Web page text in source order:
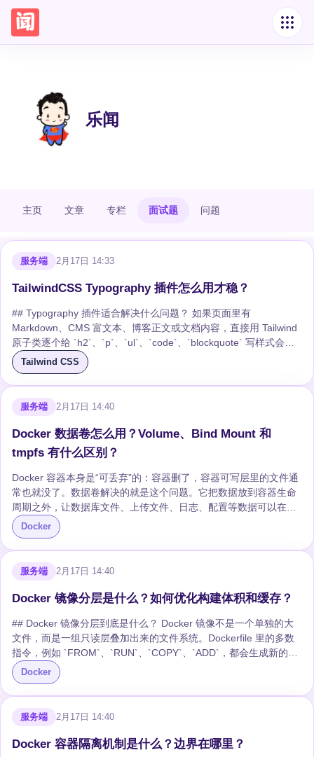
乐闻
主页 文章 专栏 面试题 问题
服务端 2月17日 14:33
TailwindCSS Typography 插件怎么用才稳？
## Typography 插件适合解决什么问题？ 如果页面里有
Markdown、CMS 富文本、博客正文或文档内容，直接用 Tailwind
原子类逐个给 `h2`、`p`、`ul`、`code`、`blockquote` 写样式会很
累。`@tailwindcss/typography` 的作用就是给这类“长文本内容”提
供一套默认排版样式。 它的核心类名是 `prose`。把 `prose` 加到
内容容器上，容器里的标题、段落、列表、链接、代码、引用等元
素都会获得更适合阅读的样式。 ```html <article class="prose">
Tailwind CSS
服务端 2月17日 14:40
Docker 数据卷怎么用？Volume、Bind Mount 和
tmpfs 有什么区别？
Docker 容器本身是“可丢弃”的：容器删了，容器可写层里的文件通
常也就没了。数据卷解决的就是这个问题。它把数据放到容器生命
周期之外，让数据库文件、上传文件、日志、配置等数据可以在容
器重建后继续存在。 说白了，镜像负责运行环境，容器负责进程，
数据卷负责把真正重要的数据留下来。 ## Docker 数据卷有什么
用？ Docker 数据卷主要有几个作用： - **持久化数据**：容器删
除、重建、升级后，数据仍然保留。 - **容器之间共享数据**：多个
方便迁移和备份**：卷可以独立备份，不必把数据混在容器可写层
Docker
服务端 2月17日 14:40
Docker 镜像分层是什么？如何优化构建体积和缓存？
## Docker 镜像分层到底是什么？ Docker 镜像不是一个单独的大
文件，而是一组只读层叠加出来的文件系统。Dockerfile 里的多数
指令，例如 `FROM`、`RUN`、`COPY`、`ADD`，都会生成新的镜
像层。容器启动时，Docker 会在这些只读层上再加一层可写层，应
用运行时产生的文件修改就落在这一层里。 这些层通常基于内容寻
址保存。简单说，Docker 会根据层内容计算摘要，内容一样的层可
以被复用、共享和缓存。两个镜像如果都基于同一个 `node:20-
上，Docker 常见的存储驱...
Docker
服务端 2月17日 14:40
Docker 容器隔离机制是什么？边界在哪里？